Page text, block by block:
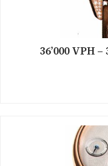
36’000 VPH –